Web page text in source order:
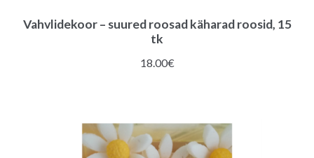
Vahvlidekoor – suured roosad käharad roosid, 15
tk
18.00€